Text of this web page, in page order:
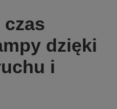
dzięki
i